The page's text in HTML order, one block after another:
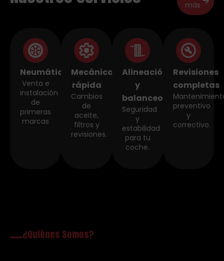
más
Neumáticos
Venta e
instalación
de
primeras
marcas
Mecánica
rápida
Cambios
de
aceite,
filtros y
revisiones.
Alineación
y
balanceo
Seguridad
y
estabilidad
para tu
coche.
Revisiones
completas
preventivo
y
correctivo.
¿Quiénes Somos?